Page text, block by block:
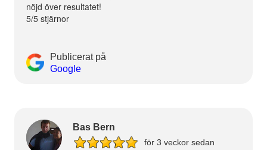
nöjd över resultatet!
5/5 stjärnor
Publicerat på
Google
Bas Bern
för 3 veckor sedan